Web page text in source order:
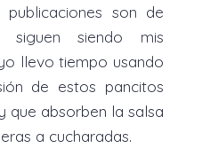
son de
siguen siendo mis
llevo tiempo usando
de estos pancitos
que absorben la salsa
a cucharadas.